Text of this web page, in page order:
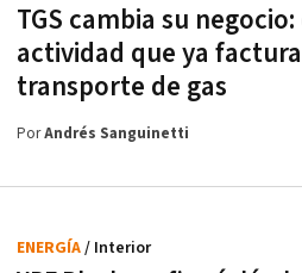
TGS cambia su
actividad que ya
transporte de gas
PorAndrés Sanguinetti
ENERGÍA/ Interior